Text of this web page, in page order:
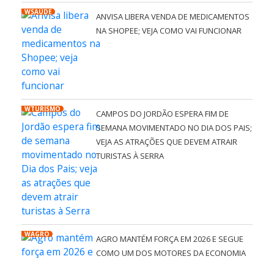
WSAÚDE
ANVISA LIBERA VENDA DE MEDICAMENTOS
NA SHOPEE; VEJA COMO VAI FUNCIONAR
WTURISMO
CAMPOS DO JORDÃO ESPERA FIM DE
SEMANA MOVIMENTADO NO DIA DOS PAIS;
VEJA AS ATRAÇÕES QUE DEVEM ATRAIR
TURISTAS À SERRA
WAGRO
AGRO MANTÉM FORÇA EM 2026 E SEGUE
COMO UM DOS MOTORES DA ECONOMIA